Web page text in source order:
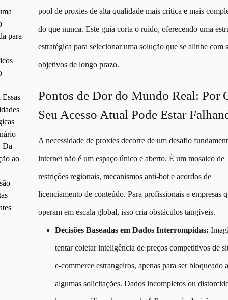
para
Da
ao
pool de proxies de alta qualidade mais crítica e mais
do que nunca. Este guia corta o ruído, oferecendo uma
estratégica para selecionar uma solução que se alinhe com
objetivos de longo prazo.
Pontos de Dor do Mundo Real: Por
Seu Acesso Atual Pode Estar
A necessidade de proxies decorre de um desafio
internet não é um espaço único e aberto. É um mosaico de
restrições regionais, mecanismos anti-bot e acordos de
licenciamento de conteúdo. Para profissionais e empresas
operam em escala global, isso cria obstáculos tangíveis.
Decisões Baseadas em Dados Interrompidas:
tentar coletar inteligência de preços competitivos de
e-commerce estrangeiros, apenas para ser bloqueado
algumas solicitações. Dados incompletos ou